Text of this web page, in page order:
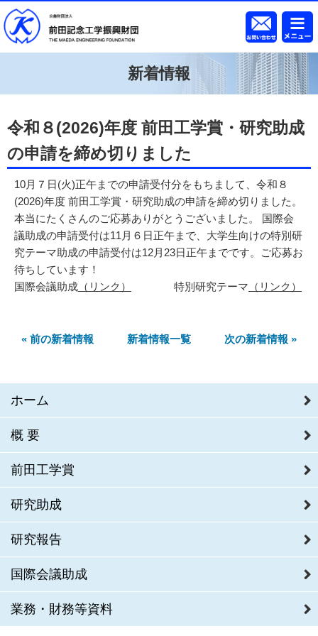
新着情報
令和８(2026)年度 前田工学賞・研究助成
の申請を締め切りました
10月７日(火)正午までの申請受付分をもちまして、令和８
(2026)年度 前田工学賞・研究助成の申請を締め切りました。
本当にたくさんのご応募ありがとうございました。 国際会
議助成の申請受付は11月６日正午まで、大学生向けの特別研
究テーマ助成の申請受付は12月23日正午までです。ご応募お
待ちしています！
国際会議助成 （リンク） 特別研究テーマ （リンク）
« 前の新着情報 新着情報一覧 次の新着情報 »
ホーム
概要
前田工学賞
研究助成
研究報告
国際会議助成
業務・財務等資料